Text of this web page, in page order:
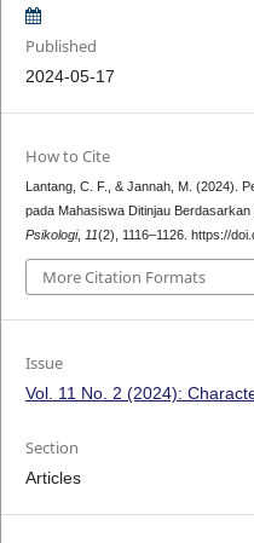
Published
2024-05-17
How to Cite
Lantang, C. F., & Jannah, M. (2024).
pada Mahasiswa Ditinjau Berdasarkan
Psikologi, 11(2), 1116–1126. https://
More Citation Formats
Issue
Vol. 11 No. 2 (2024):
Section
Articles